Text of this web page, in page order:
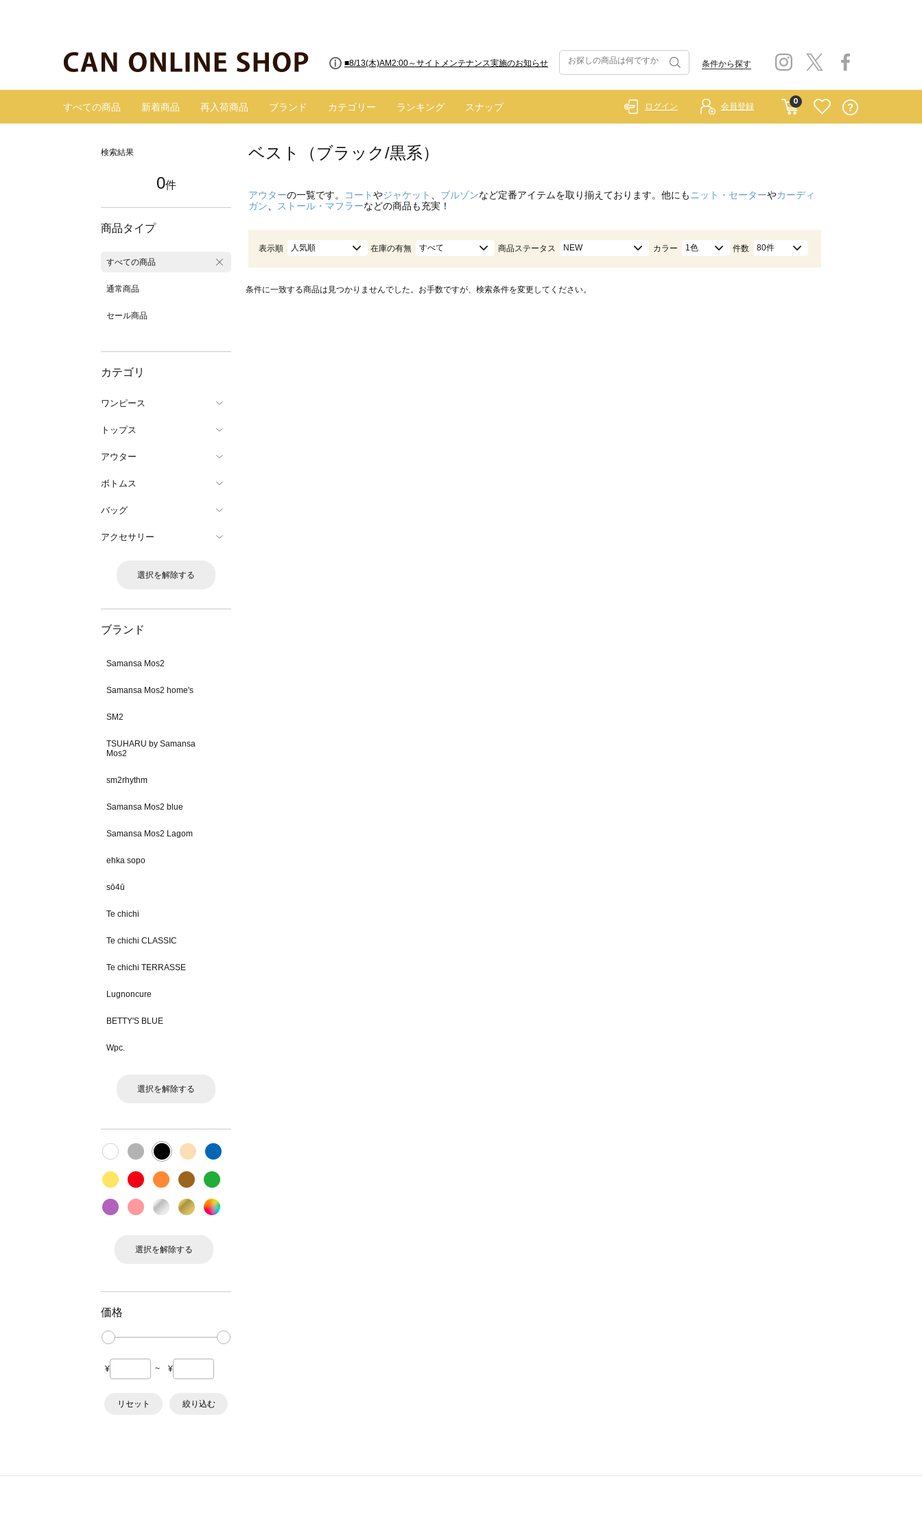
■8/13(木)AM2:00～サイトメンテナンス実施のお知らせ 条件から探す
すべての商品 新着商品 再入荷商品 ブランド カテゴリー ランキング スナップ
0
ログイン 会員登録
検索結果
0件
商品タイプ
すべての商品
通常商品
セール商品
カテゴリ
ワンピース
トップス
アウター
ボトムス
バッグ
アクセサリー
選択を解除する
ブランド
Samansa Mos2
Samansa Mos2 home's
SM2
TSUHARU by Samansa
Mos2
sm2rhythm
Samansa Mos2 blue
Samansa Mos2 Lagom
ehka sopo
sō4ū
Te chichi
Te chichi CLASSIC
Te chichi TERRASSE
Lugnoncure
BETTY'S BLUE
Wpc.
選択を解除する
選択を解除する
価格
¥ ~ ¥
リセット 絞り込む
ベスト（ブラック/黒系）
アウターの一覧です。 コートやジャケット ブルゾンなど定番アイテムを取り揃えております。他にも ニット・セーターやカーディ
ガン
ストール・マフラーなどの商品も充実！
表示順 人気順 在庫の有無 すべて 商品ステータス NEW カラー 1色 件数 80件
条件に一致する商品は見つかりませんでした。お手数ですが、検索条件を変更してください。